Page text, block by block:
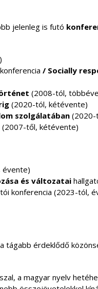
jelenleg is futó
/ Socially
(2008-tól,
(2020-tól, kétévente)
szolgálatában (2020-
(2007-től, kétévente)
évente)
és változatai
konferencia (2023-tól,
érdeklődő
a magyar nyelv